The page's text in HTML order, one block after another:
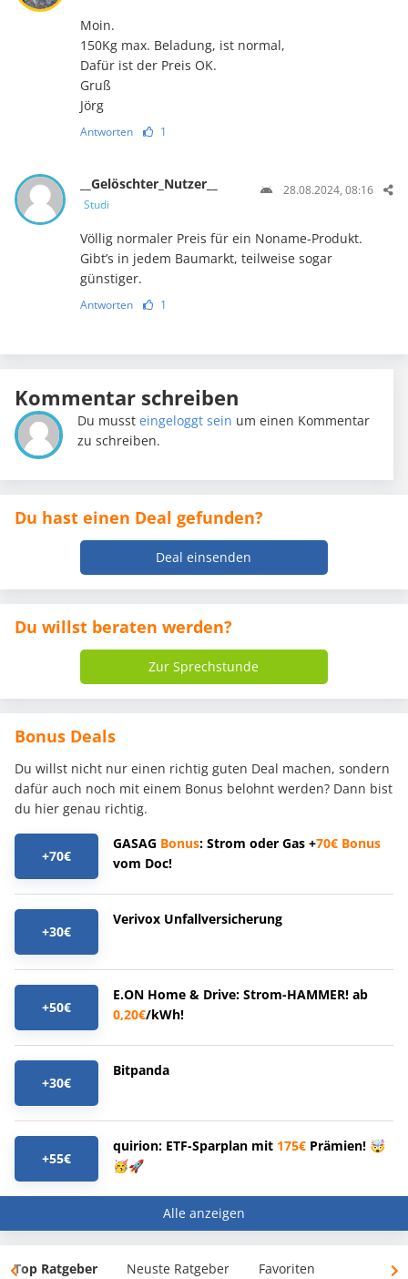
Moin.
150Kg max. Beladung, ist normal,
Dafür ist der Preis OK.
Gruß
Jörg
Antworten 1
__Gelöschter_Nutzer__
Studi
28.08.2024, 08:16
Völlig normaler Preis für ein Noname-Produkt.
Gibt’s in jedem Baumarkt, teilweise sogar
günstiger.
Antworten 1
Kommentar schreiben
Du mussteingeloggt sein um einen Kommentar
zu schreiben.
Du hast einen Deal gefunden?
Deal einsenden
Du willst beraten werden?
Zur Sprechstunde
Bonus Deals
Du willst nicht nur einen richtig guten Deal machen, sondern
dafür auch noch mit einem Bonus belohnt werden? Dann bist
du hier genau richtig.
+70€
GASAG Bonus: Strom oder Gas +70€ Bonus
vom Doc!
+30€
Verivox Unfallversicherung
+50€
E.ON Home & Drive: Strom-HAMMER! ab
0,20€/kWh!
+30€
Bitpanda
+55€
quirion: ETF-Sparplan mit 175€ Prämien! 🤯
🥳🚀
Alle anzeigen
Top Ratgeber Neuste Ratgeber Favoriten